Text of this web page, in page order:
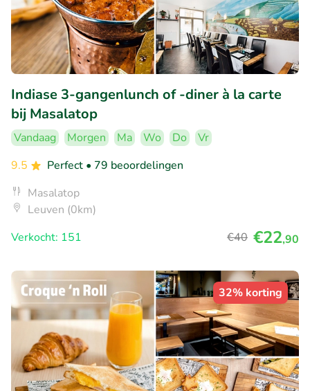
Indiase 3-gangenlunch of -diner à la carte
bij Masalatop
Vandaag Morgen Ma Wo Do
Vr
9.5
Perfect • 79 beoordelingen
Masalatop
Leuven (0km)
Verkocht: 151
€40 €22,90
32% korting